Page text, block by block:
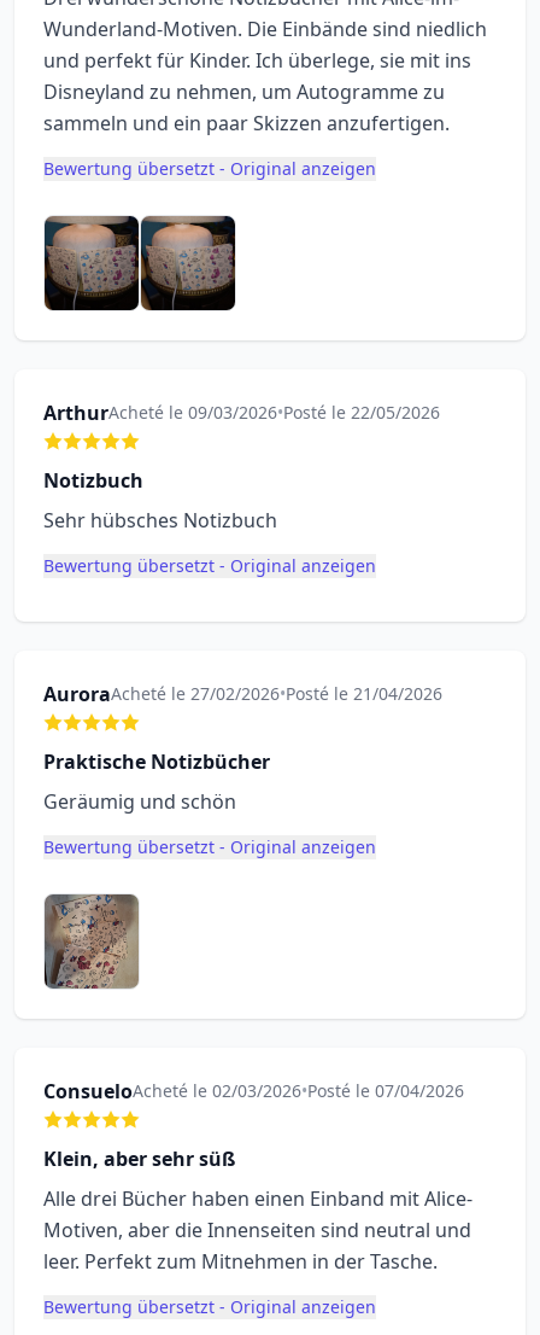
Wunderland-Motiven. Die Einbände sind niedlich
und perfekt für Kinder. Ich überlege, sie mit ins
Disneyland zu nehmen, um Autogramme zu
sammeln und ein paar Skizzen anzufertigen.
Bewertung übersetzt - Original anzeigen
ArthurAcheté le 09/03/2026•Posté le 22/05/2026
Notizbuch
Sehr hübsches Notizbuch
Bewertung übersetzt - Original anzeigen
AuroraAcheté le 27/02/2026•Posté le 21/04/2026
Praktische Notizbücher
Geräumig und schön
Bewertung übersetzt - Original anzeigen
ConsueloAcheté le 02/03/2026•Posté le 07/04/2026
Klein, aber sehr süß
Alle drei Bücher haben einen Einband mit Alice-
Motiven, aber die Innenseiten sind neutral und
leer. Perfekt zum Mitnehmen in der Tasche.
Bewertung übersetzt - Original anzeigen